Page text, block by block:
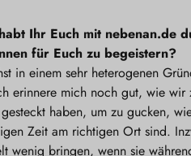
Ihr Euch mit nebenan.de
für Euch zu begeistern?
in einem sehr heterogenen
erinnere mich noch gut, wie
haben, um zu gucken,
Zeit am richtigen Ort sind.
wenig bringen, wenn sie